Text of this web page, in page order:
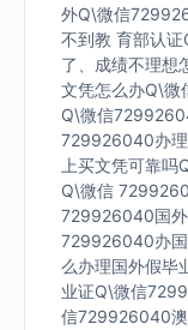
外Q\微信
不到教 育部认
了、成绩不理
文凭怎么办Q\
Q\微信
729926040办
上买文凭可靠
Q\微信
729926040国
729926040办
么办理国外假毕
业证Q\微信
信729926040